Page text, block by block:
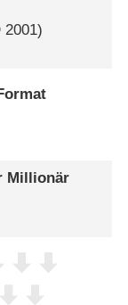
2001)
Millionär